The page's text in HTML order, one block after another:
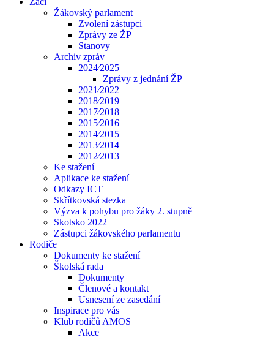
Žákovský parlament
Zvolení zástupci
Zprávy ze ŽP
Stanovy
Archiv zpráv
2024⁄2025
Zprávy z jednání ŽP
2021⁄2022
2018⁄2019
2017⁄2018
2015⁄2016
2014⁄2015
2013⁄2014
2012⁄2013
Ke stažení
Aplikace ke stažení
Odkazy ICT
Skřítkovská stezka
Výzva k pohybu pro žáky 2. stupně
Skotsko 2022
Zástupci žákovského parlamentu
Rodiče
Dokumenty ke stažení
Školská rada
Dokumenty
Členové a kontakt
Usnesení ze zasedání
Inspirace pro vás
Klub rodičů AMOS
Akce